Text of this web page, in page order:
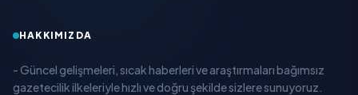
HAKKIMIZDA
- Güncel gelişmeleri, sıcak haberleri ve araştırmaları bağımsız
gazetecilik ilkeleriyle hızlı ve doğru şekilde sizlere sunuyoruz.